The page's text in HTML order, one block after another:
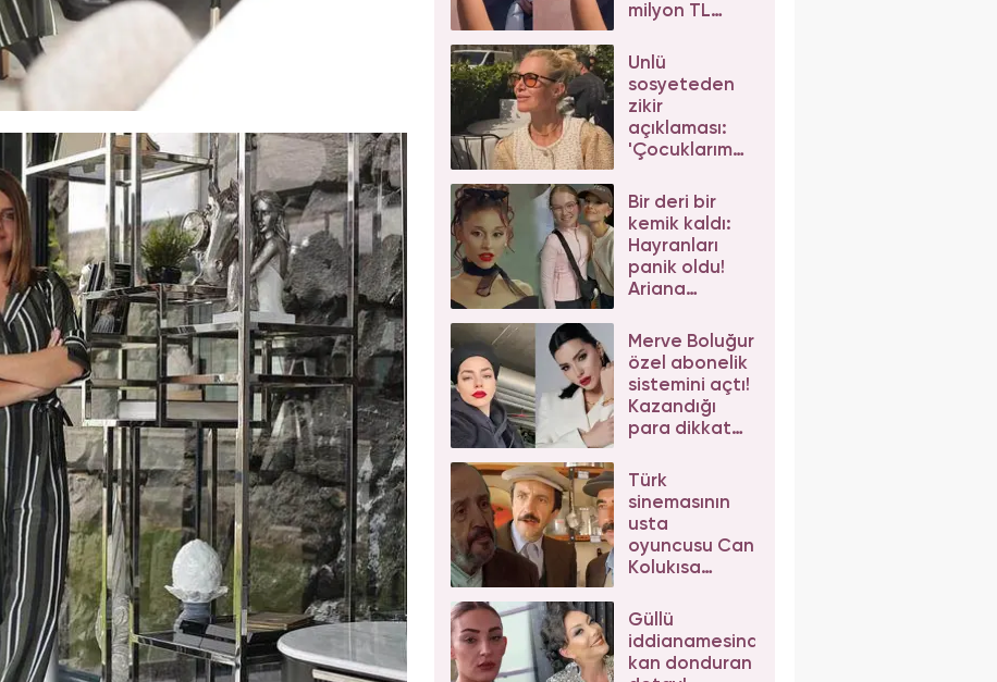
milyon TL
Ünlü
sosyeteden
zikir
açıklaması:
'Çocuklarım
diyerek gelen
eleştirilere
yanıt verdi
Bir deri bir
kemik kaldı:
Hayranları
panik oldu!
Ariana
son hali
korkuttu
Merve Boluğur
özel abonelik
sistemini açtı!
Kazandığı
para dikkat
Türk
sinemasının
usta
oyuncusu Can
Kolukısa
kaybetti!
Güllü
iddianamesinde
kan donduran